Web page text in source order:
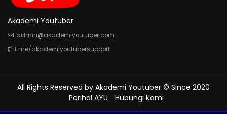
Akademi Youtuber
admin@akademiyoutuber.com
t.me/akademiyoutubersupport
All Rights Reserved by Akademi Youtuber © Since 2020
Perihal AYU
Hubungi Kami